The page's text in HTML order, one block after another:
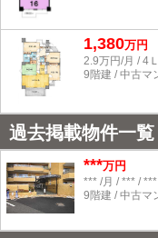
1,380万円
2.9万円/月 / 4
9階建 / 中古マ
過去掲載物件一覧
***万円
*** /月 / *** / ***
9階建 / 中古マ